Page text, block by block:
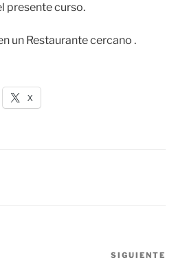
presente curso.
un Restaurante cercano .
X
SIGUIENTE